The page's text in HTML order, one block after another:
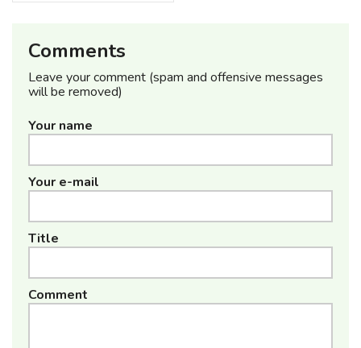
Comments
Leave your comment (spam and offensive messages
will be removed)
Your name
Your e-mail
Title
Comment